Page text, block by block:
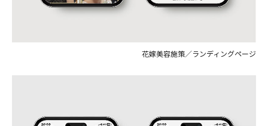
花嫁美容施策／ランディングページ